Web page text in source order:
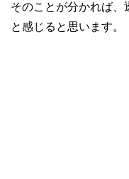
そのことが分かれば、
と感じると思います。